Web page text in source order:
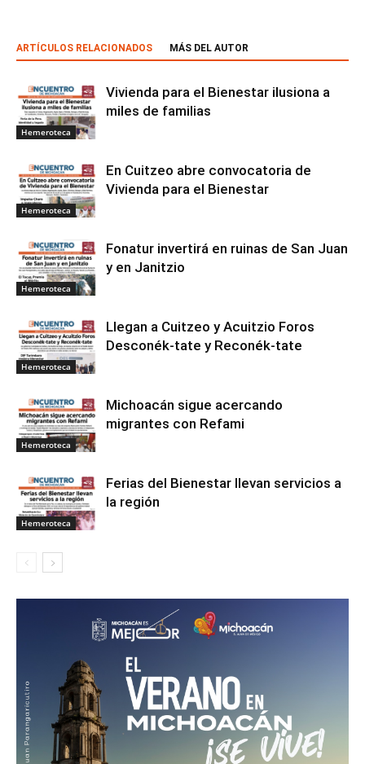
ARTÍCULOS RELACIONADOS MÁS DEL AUTOR
Hemeroteca
Vivienda para el Bienestar ilusiona a
miles de familias
Hemeroteca
En Cuitzeo abre convocatoria de
Vivienda para el Bienestar
Hemeroteca
Fonatur invertirá en ruinas de San Juan
y en Janitzio
Hemeroteca
Llegan a Cuitzeo y Acuitzio Foros
Desconék-tate y Reconék-tate
Hemeroteca
Michoacán sigue acercando
migrantes con Refami
Hemeroteca
Ferias del Bienestar llevan servicios a
la región